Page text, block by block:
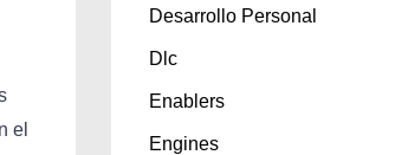
el
Desarrollo Personal
Dlc
Enablers
Engines